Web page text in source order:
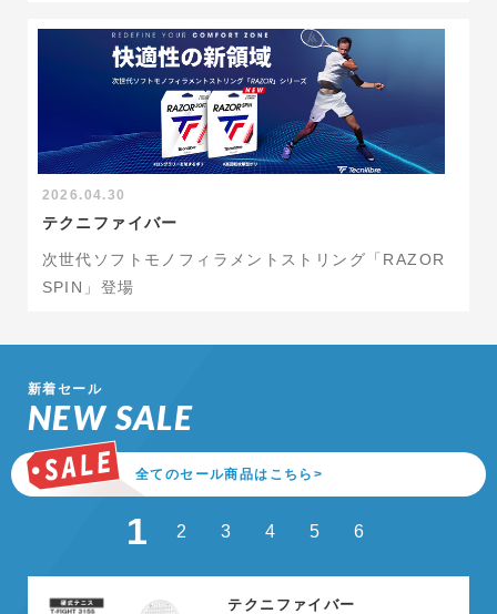
2026.04.30
テクニファイバー
次世代ソフトモノフィラメントストリング「RAZOR
SPIN」登場
新着セール
NEW SALE
全てのセール商品はこちら>
1 2 3 4 5 6
テクニファイバー